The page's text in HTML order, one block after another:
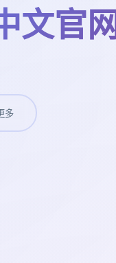
文官网
多